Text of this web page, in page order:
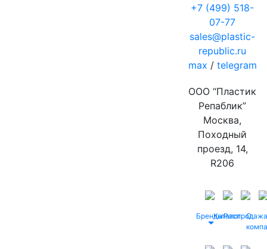
+7 (499) 518-
07-77
sales@plastic-
republic.ru
max / telegram
ООО “Пластик
Репаблик”
Москва,
Походный
проезд, 14,
R206
БрендыКаталог
Распродажа
О